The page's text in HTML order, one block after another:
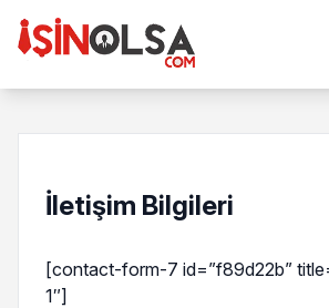
İletişim Bilgileri
[contact-form-7 id=”f89d22b”
1″]